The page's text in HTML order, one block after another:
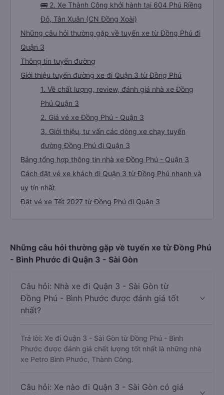
🚌 2. Xe Thành Công khởi hành tại 604 Phú Riềng
Đỏ, Tân Xuân (CN Đồng Xoài)
Những câu hỏi thường gặp về tuyến xe từ Đồng Phú đi
Quận 3
Thông tin tuyến đường
Giới thiệu tuyến đường xe đi Quận 3 từ Đồng Phú
1. Về chất lượng, review, đánh giá nhà xe Đồng
Phú Quận 3
2. Giá vé xe Đồng Phú - Quận 3
3. Giới thiệu, tư vấn các dòng xe chạy tuyến
đường Đồng Phú đi Quận 3
Bảng tổng hợp thông tin nhà xe Đồng Phú - Quận 3
Cách đặt vé xe khách đi Quận 3 từ Đồng Phú nhanh và
uy tín nhất
Đặt vé xe Tết 2027 từ Đồng Phú đi Quận 3
Những câu hỏi thường gặp về tuyến xe từ Đồng Phú
- Bình Phước đi Quận 3 - Sài Gòn
Câu hỏi: Nhà xe đi Quận 3 - Sài Gòn từ
Đồng Phú - Bình Phước được đánh giá tốt
nhất?
Trả lời: Xe đi Quận 3 - Sài Gòn từ Đồng Phú - Bình
Phước được đánh giá chất lượng tốt nhất là những nhà
xe Petro Bình Phước, Thành Công.
Câu hỏi: Xe nào đi Quận 3 - Sài Gòn có giá